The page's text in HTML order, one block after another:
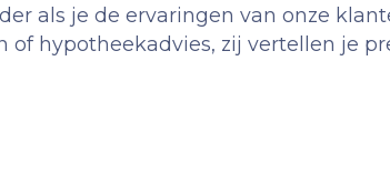
als je de ervaringen van onze
of hypotheekadvies, zij vertellen je